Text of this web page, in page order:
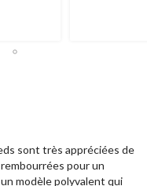
sont très appréciées de
pour un
modèle polyvalent qui